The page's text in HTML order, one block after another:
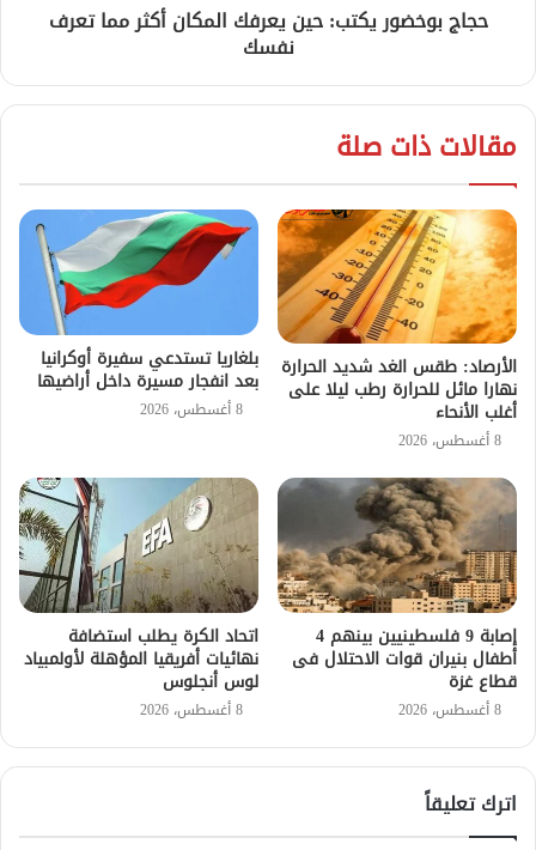
حجاج بوخضور يكتب: حين يعرفك المكان أكثر مما تعرف
نفسك
مقالات ذات صلة
الأرصاد: طقس الغد شديد الحرارة
نهارا مائل للحرارة رطب ليلا على
أغلب الأنحاء
8 أغسطس، 2026
بلغاريا تستدعي سفيرة أوكرانيا
بعد انفجار مسيرة داخل أراضيها
8 أغسطس، 2026
إصابة 9 فلسطينيين بينهم 4
أطفال بنيران قوات الاحتلال فى
قطاع غزة
8 أغسطس، 2026
اتحاد الكرة يطلب استضافة
نهائيات أفريقيا المؤهلة لأولمبياد
لوس أنجلوس
8 أغسطس، 2026
اترك تعليقاً